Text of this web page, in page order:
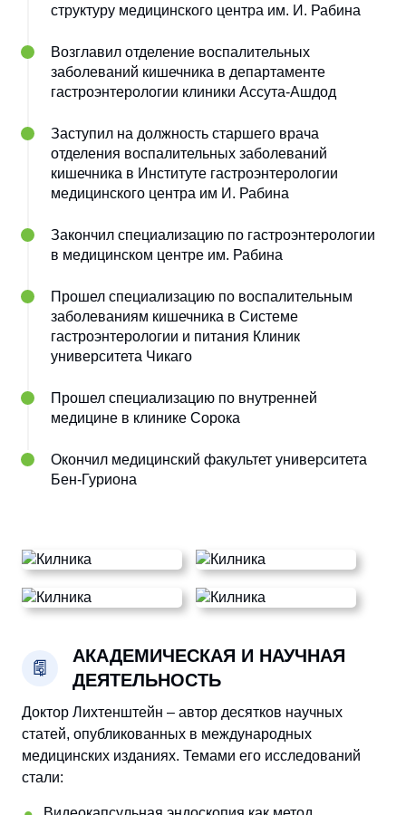
структуру медицинского центра им. И. Рабина
Возглавил отделение воспалительных
заболеваний кишечника в департаменте
гастроэнтерологии клиники Ассута-Ашдод
Заступил на должность старшего врача
отделения воспалительных заболеваний
кишечника в Институте гастроэнтерологии
медицинского центра им И. Рабина
Закончил специализацию по гастроэнтерологии
в медицинском центре им. Рабина
Прошел специализацию по воспалительным
заболеваниям кишечника в Системе
гастроэнтерологии и питания Клиник
университета Чикаго
Прошел специализацию по внутренней
медицине в клинике Сорока
Окончил медицинский факультет университета
Бен-Гуриона
АКАДЕМИЧЕСКАЯ И НАУЧНАЯ
ДЕЯТЕЛЬНОСТЬ
Доктор Лихтенштейн – автор десятков научных
статей, опубликованных в международных
медицинских изданиях. Темами его исследований
стали: